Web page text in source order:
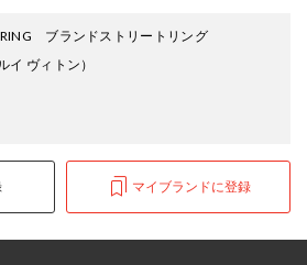
RING ブランドストリートリング
ルイ ヴィトン）
マイブランドに登録